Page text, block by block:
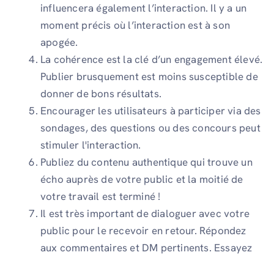
influencera également l’interaction. Il y a un
moment précis où l’interaction est à son
apogée.
La cohérence est la clé d’un engagement élevé.
Publier brusquement est moins susceptible de
donner de bons résultats.
Encourager les utilisateurs à participer via des
sondages, des questions ou des concours peut
stimuler l'interaction.
Publiez du contenu authentique qui trouve un
écho auprès de votre public et la moitié de
votre travail est terminé !
Il est très important de dialoguer avec votre
public pour le recevoir en retour. Répondez
aux commentaires et DM pertinents. Essayez